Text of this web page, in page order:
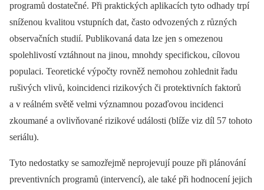
programů dostatečné. Při praktických aplikacích tyto odhady trpí
sníženou kvalitou vstupních dat, často odvozených z různých
observačních studií. Publikovaná data lze jen s omezenou
spolehlivostí vztáhnout na jinou, mnohdy specifickou, cílovou
populaci. Teoretické výpočty rovněž nemohou zohlednit řadu
rušivých vlivů, koincidenci rizikových či protektivních faktorů
a v reálném světě velmi významnou pozaďovou incidenci
zkoumané a ovlivňované rizikové události (blíže viz díl 57 tohoto
seriálu).
Tyto nedostatky se samozřejmě neprojevují pouze při plánování
preventivních programů (intervencí), ale také při hodnocení jejich